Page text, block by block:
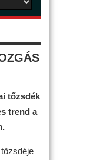
tőzsdék
trend a